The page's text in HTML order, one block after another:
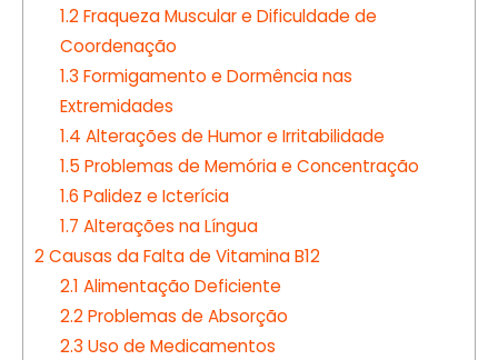
1.2Fraqueza Muscular e Dificuldade de
Coordenação
1.3 Formigamento e Dormência nas
Extremidades
1.4 Alterações de Humor e Irritabilidade
1.5 Problemas de Memória e Concentração
1.6 Palidez e Icterícia
1.7 Alterações na Língua
2Causas da Falta de Vitamina B12
2.1 Alimentação Deficiente
2.2Problemas de Absorção
2.3 Uso de Medicamentos